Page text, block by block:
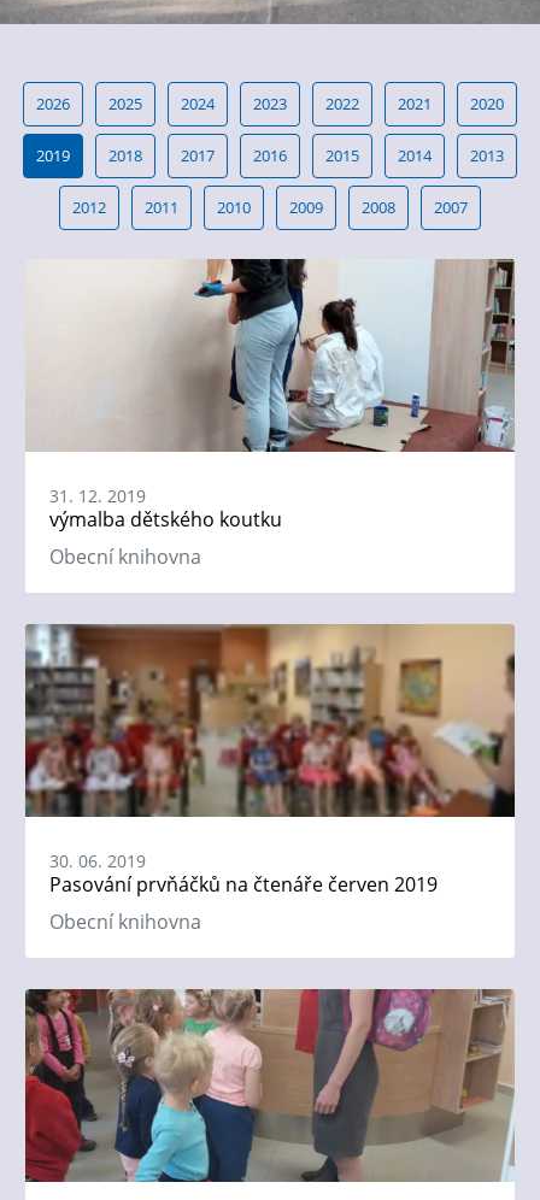
2026 2025 2024 2023 2022 2021 2020
2019 2018 2017 2016 2015 2014 2013
2012 2011 2010 2009 2008 2007
31. 12. 2019
výmalba dětského koutku
Obecní knihovna
30. 06. 2019
Pasování prvňáčků na čtenáře červen 2019
Obecní knihovna